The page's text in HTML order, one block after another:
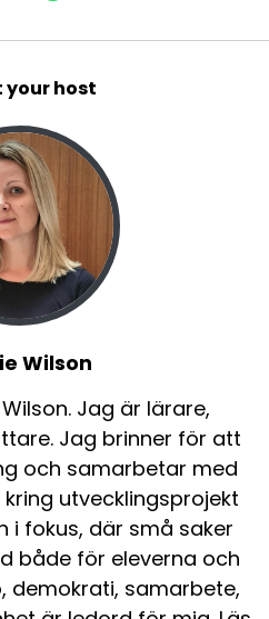
your host
Wilson
Jag är lärare,
Jag brinner för att
och samarbetar med
utvecklingsprojekt
i fokus, där små saker
både för eleverna och
demokrati, samarbete,